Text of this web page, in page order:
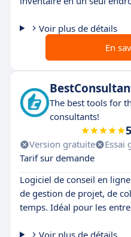
Voir plus de détails
En
The best tools for
consultants!
Version gratuite Essai
Tarif sur demande
Logiciel de conseil en
de gestion de projet, de
temps. Idéal pour les
Voir plus de détails